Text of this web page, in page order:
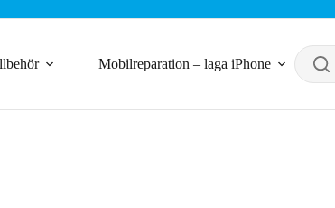
Mobilreparation – laga iPhone